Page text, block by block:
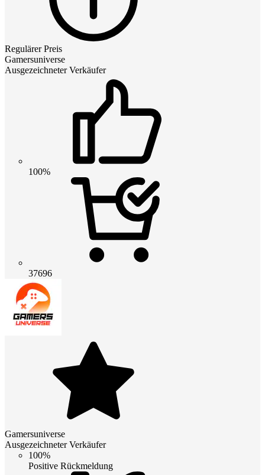
Regulärer Preis
Gamersuniverse
Ausgezeichneter Verkäufer
100%
37696
Gamersuniverse
Ausgezeichneter Verkäufer
100%
Positive Rückmeldung